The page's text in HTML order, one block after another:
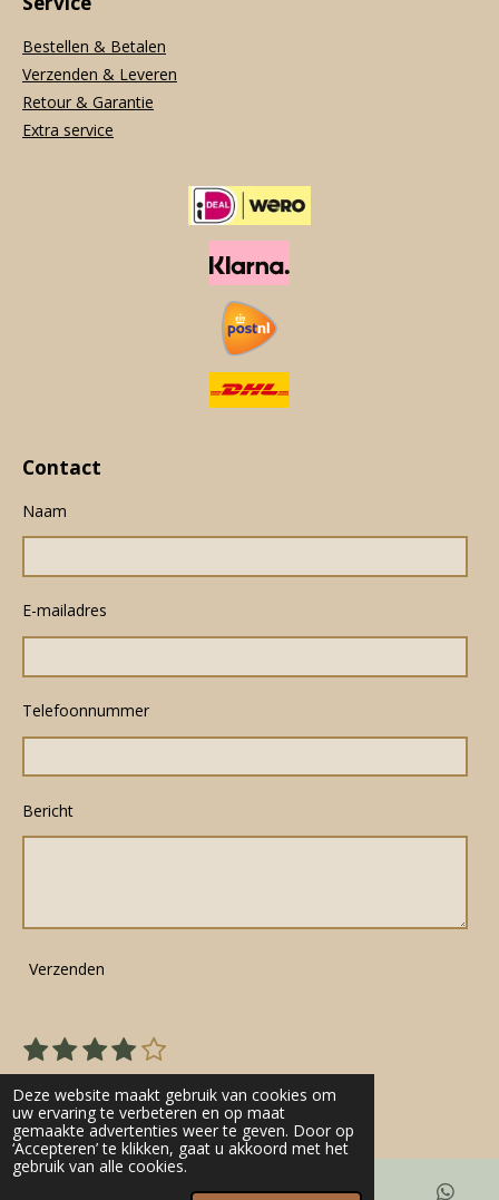
Deze website maakt gebruik van cookies om
uw ervaring te verbeteren en op maat
gemaakte advertenties weer te geven. Door op
‘Accepteren’ te klikken, gaat u akkoord met het
gebruik van alle cookies.
Bestellen & Betalen
Verzenden & Leveren
Retour & Garantie
Extra service
Contact
Naam
E-mailadres
Telefoonnummer
Bericht
Verzenden
R
a
t
i
n
1
s
t
e
r
2
s
t
e
r
r
3
s
t
e
r
r
4
s
t
e
r
r
5
s
t
e
r
r
S
e
m
m
e
n
22 stemmen